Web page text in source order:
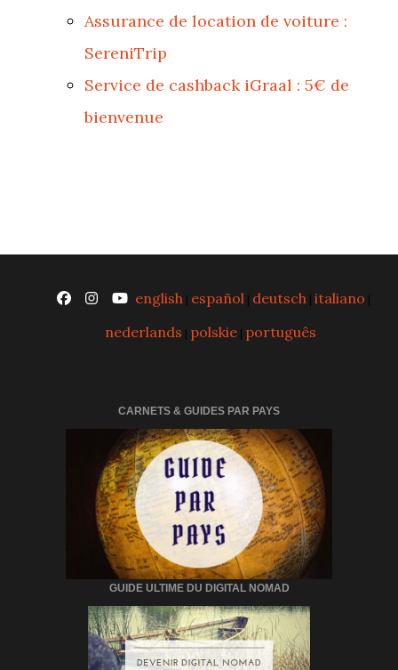
Assurance de location de voiture :
SereniTrip
Service de cashback iGraal : 5€ de
bienvenue
english | español | deutsch |italiano |
nederlands | polskie| português
CARNETS & GUIDES PAR PAYS
GUIDE ULTIME DU DIGITAL NOMAD